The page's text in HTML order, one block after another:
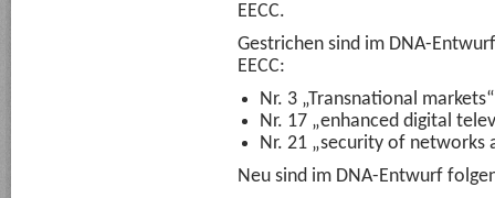
EECC.
Gestrichen sind im DNA-
EECC:
Nr. 3 „Transnational markets“
Nr. 17 „enhanced digital
Nr. 21 „security of networks
Neu sind im DNA-Entwurf